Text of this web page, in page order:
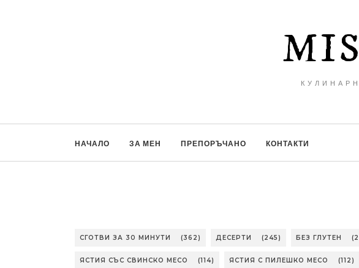
НАЧАЛО ЗА МЕН ПРЕПОРЪЧАНО КОНТАКТИ
СГОТВИ ЗА 30 МИНУТИ (362) ДЕСЕРТИ (245) БЕЗ ГЛУТЕН
ЯСТИЯ СЪС СВИНСКО МЕСО (114) ЯСТИЯ С ПИЛЕШКО МЕСО (112)